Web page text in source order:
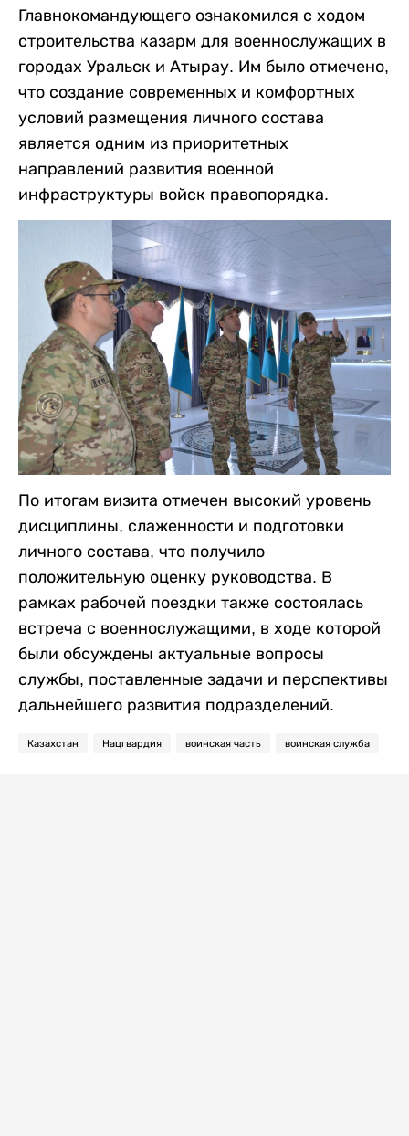
Главнокомандующего ознакомился с ходом
строительства казарм для военнослужащих в
городах Уральск и Атырау. Им было отмечено,
что создание современных и комфортных
условий размещения личного состава
является одним из приоритетных
направлений развития военной
инфраструктуры войск правопорядка.
По итогам визита отмечен высокий уровень
дисциплины, слаженности и подготовки
личного состава, что получило
положительную оценку руководства. В
рамках рабочей поездки также состоялась
встреча с военнослужащими, в ходе которой
были обсуждены актуальные вопросы
службы, поставленные задачи и перспективы
дальнейшего развития подразделений.
Казахстан Нацгвардия воинская часть воинская служба